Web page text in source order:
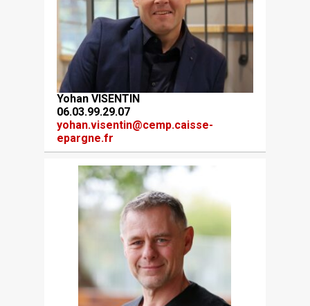
Yohan VISENTIN
06.03.99.29.07
yohan.visentin@cemp.caisse-
epargne.fr